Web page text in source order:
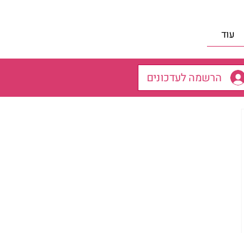
עוד
הרשמה לעדכונים